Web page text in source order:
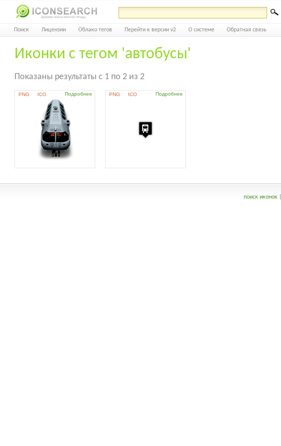
Поиск Лицензии Облако тегов Перейти к версии v2 О системе Обратная связь
Иконки с тегом 'автобусы'
Показаны результаты с 1 по 2 из 2
PNG ICO Подробнее PNG ICO Подробнее
поиск иконок|